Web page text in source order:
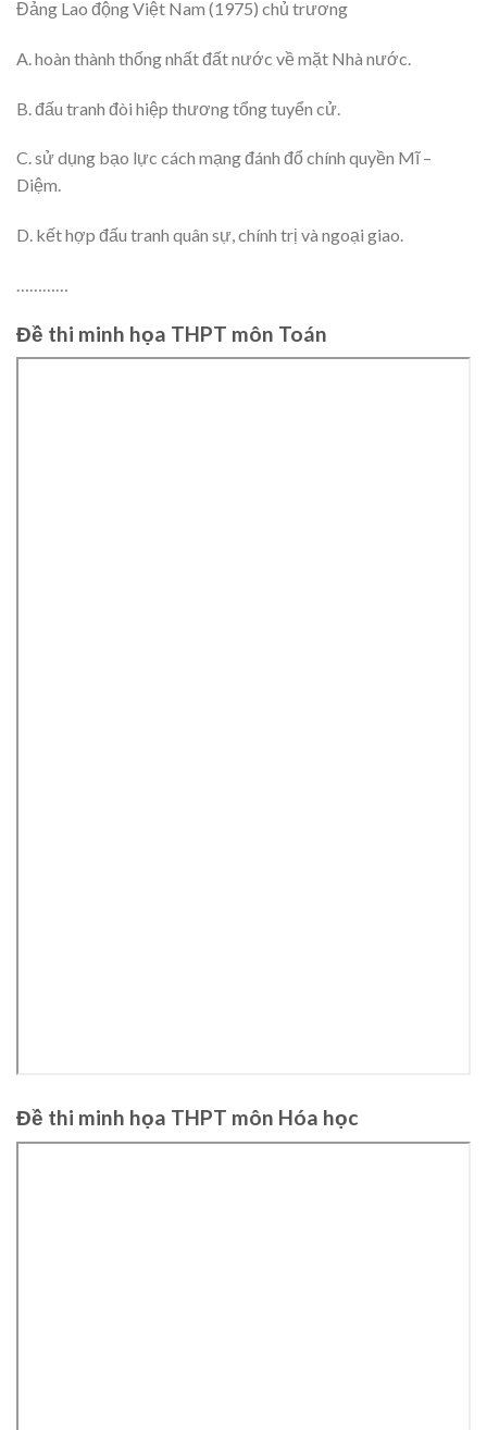
Đảng Lao động Việt Nam (1975) chủ trương
A. hoàn thành thống nhất đất nước về mặt Nhà nước.
B. đấu tranh đòi hiệp thương tổng tuyển cử.
C. sử dụng bạo lực cách mạng đánh đổ chính quyền Mĩ –
Diệm.
D. kết hợp đấu tranh quân sự, chính trị và ngoại giao.
…………
Đề thi minh họa THPT môn Toán
Đề thi minh họa THPT môn Hóa học